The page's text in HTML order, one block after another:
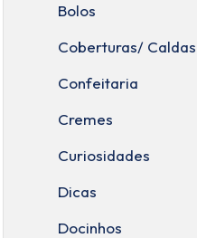
Bolos
Coberturas/ Caldas
Confeitaria
Cremes
Curiosidades
Dicas
Docinhos